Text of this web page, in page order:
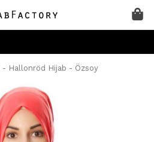
- Hallonröd Hijab - Özsoy